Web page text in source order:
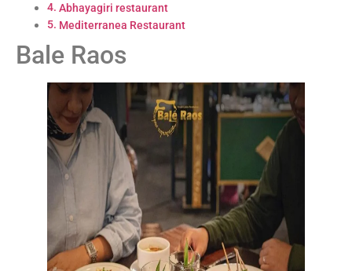
Abhayagiri restaurant
Mediterranea Restaurant
Bale Raos